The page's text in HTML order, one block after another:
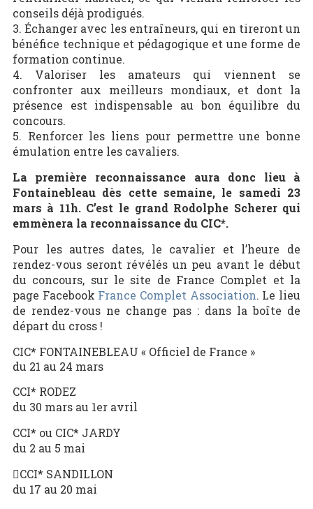
conseils déjà prodigués.
3. Échanger avec les entraîneurs, qui en tireront un
bénéfice technique et pédagogique et une forme de
formation continue.
4. Valoriser les amateurs qui viennent se
confronter aux meilleurs mondiaux, et dont la
présence est indispensable au bon équilibre du
concours.
5. Renforcer les liens pour permettre une bonne
émulation entre les cavaliers.
La première reconnaissance aura donc lieu à
Fontainebleau dès cette semaine, le samedi 23
mars à 11h. C’est le grand Rodolphe Scherer qui
emmènera la reconnaissance du CIC*.
Pour les autres dates, le cavalier et l’heure de
rendez-vous seront révélés un peu avant le début
du concours, sur le site de France Complet et la
page Facebook France Complet Association. Le lieu
de rendez-vous ne change pas : dans la boîte de
départ du cross !
CIC* FONTAINEBLEAU « Officiel de France »
du 21 au 24 mars
CCI* RODEZ
du 30 mars au 1er avril
CCI* ou CIC* JARDY
du 2 au 5 mai
CCI* SANDILLON
du 17 au 20 mai